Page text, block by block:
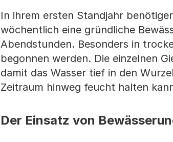
In ihrem ersten Standjahr
wöchentlich eine gründliche
Abendstunden. Besonders in
begonnen werden. Die einzelnen
damit das Wasser tief in den
Zeitraum hinweg feucht halten
Der Einsatz von